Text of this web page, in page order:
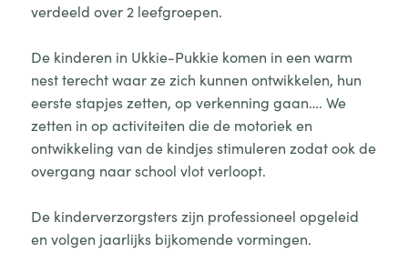
verdeeld over 2 leefgroepen.
De kinderen in Ukkie-Pukkie komen in een warm
nest terecht waar ze zich kunnen ontwikkelen, hun
eerste stapjes zetten, op verkenning gaan…. We
zetten in op activiteiten die de motoriek en
ontwikkeling van de kindjes stimuleren zodat ook de
overgang naar school vlot verloopt.
De kinderverzorgsters zijn professioneel opgeleid
en volgen jaarlijks bijkomende vormingen.